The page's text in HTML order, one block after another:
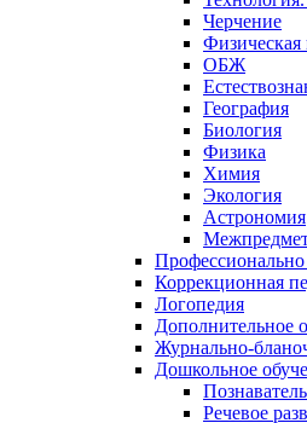
Черчение
Физическая
ОБЖ
География
Биология
Физика
Химия
Экология
Астрономия
Профессионально
Коррекционная
Логопедия
Дополнительное
Журнально-
Дошкольное
Речевое